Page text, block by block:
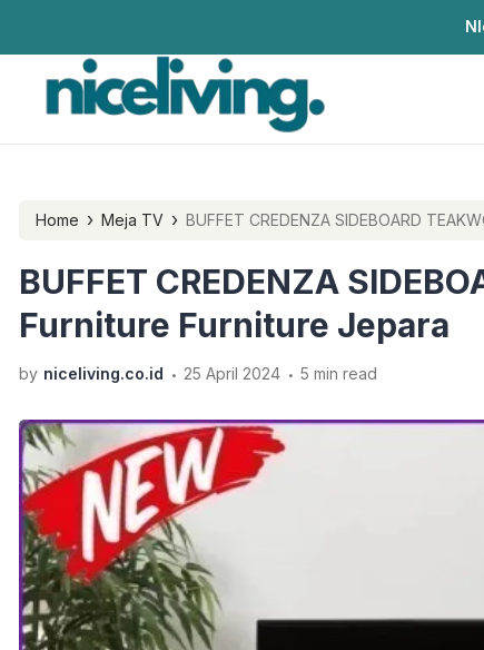
Home › Meja TV ›
BUFFET CREDENZA
Furniture Furniture Jepara
by niceliving.co.id . 25 April 2024 . 5 min read